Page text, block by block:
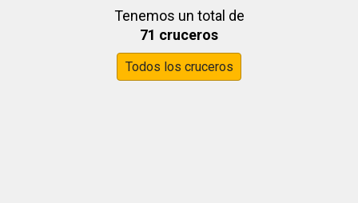
Tenemos un total de
71 cruceros
Todos los cruceros